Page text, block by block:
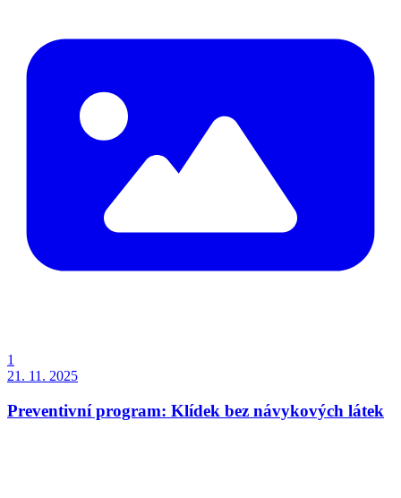
1
21. 11. 2025
Preventivní program: Klídek bez návykových látek